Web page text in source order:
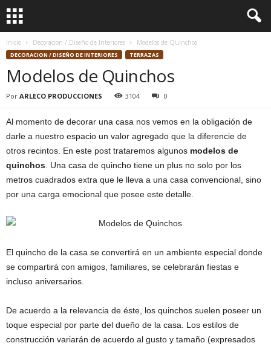
Inicio Decoracion / Diseño de Interiores Modelos de Quinchos
DECORACION / DISEÑO DE INTERIORES TERRAZAS
Modelos de Quinchos
Por ARLECO PRODUCCIONES 3104 0
Al momento de decorar una casa nos vemos en la obligación de
darle a nuestro espacio un valor agregado que la diferencie de
otros recintos. En este post trataremos algunos modelos de
quinchos . Una casa de quincho tiene un plus no solo por los
metros cuadrados extra que le lleva a una casa convencional, sino
por una carga emocional que posee este detalle.
El quincho de la casa se convertirá en un ambiente especial donde
se compartirá con amigos, familiares, se celebrarán fiestas e
incluso aniversarios.
De acuerdo a la relevancia de éste, los quinchos suelen poseer un
toque especial por parte del dueño de la casa. Los estilos de
construcción variarán de acuerdo al gusto y tamaño (expresados